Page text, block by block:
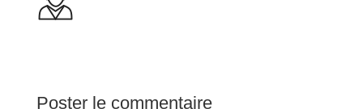
Poster le commentaire